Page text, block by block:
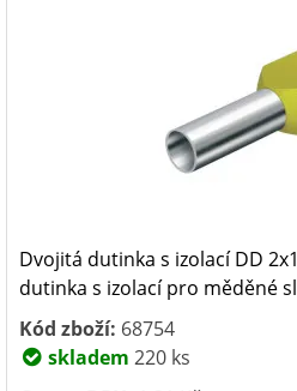
Dvojitá dutinka s izolací DD
dutinka s izolací pro měděné
Kód zboží: 68754
skladem 220 ks